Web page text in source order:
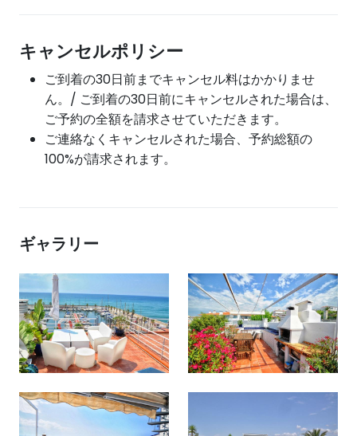
キャンセルポリシー
ご到着の30日前までキャンセル料はかかりませ
ん。/ ご到着の30日前にキャンセルされた場合は、
ご予約の全額を請求させていただきます。
ご連絡なくキャンセルされた場合、予約総額の
100%が請求されます。
ギャラリー